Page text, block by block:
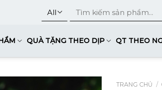
QUÀ TẶNG THEO DỊP QT THEO
TRANG CHỦ /